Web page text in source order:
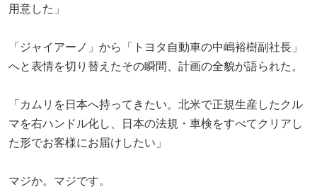
用意した」
「ジャイアーノ」から「トヨタ自動車の中嶋裕樹副社長」
へと表情を切り替えたその瞬間、計画の全貌が語られた。
「カムリを日本へ持ってきたい。北米で正規生産したクル
マを右ハンドル化し、日本の法規・車検をすべてクリアし
た形でお客様にお届けしたい」
マジか。マジです。